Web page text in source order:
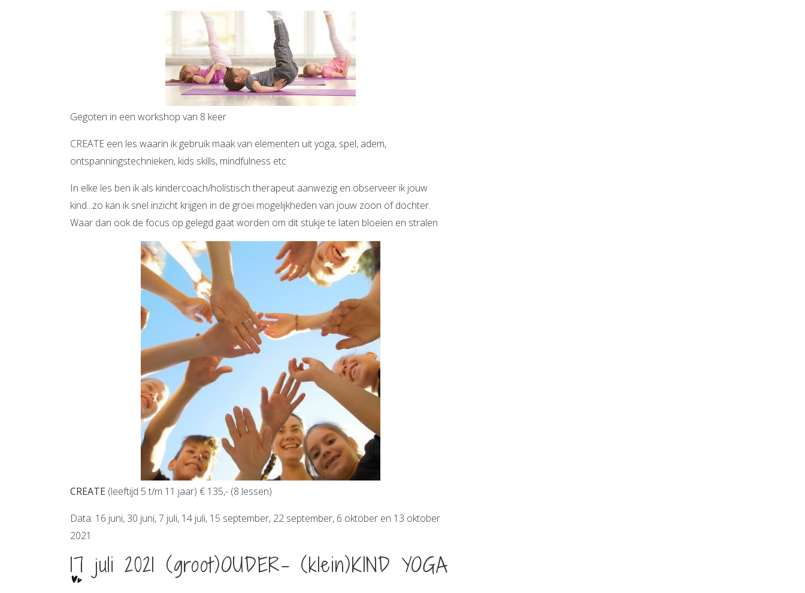
Gegoten in een workshop van 8 keer
CREATE een les waarin ik gebruik maak van elementen uit yoga, spel, adem,
ontspanningstechnieken, kids skills, mindfulness etc
In elke les ben ik als kindercoach/holistisch therapeut aanwezig en observeer ik jouw
kind...zo kan ik snel inzicht krijgen in de groei mogelijkheden van jouw zoon of dochter.
Waar dan ook de focus op gelegd gaat worden om dit stukje te laten bloeien en stralen
CREATE (leeftijd 5 t/m 11 jaar) € 135,- (8 lessen)
Data: 16 juni, 30 juni, 7 juli, 14 juli, 15 september, 22 september, 6 oktober en 13 oktober
2021
17 juli 2021 (groot)OUDER- (klein)KIND YOGA